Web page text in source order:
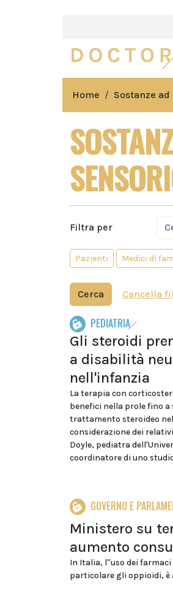
Home Sostanze
Filtra per
Pazienti Medici di
Cerca Cancella
PEDIATRIA
Gli steroidi
a disabilità
nell'infanzia
La terapia con
benefici nella prole fino
trattamento steroideo
considerazione dei
Doyle, pediatra
coordinatore di uno
GOVERNO E
Ministero su
aumento
In Italia, l''uso dei
particolare gli oppioidi, è